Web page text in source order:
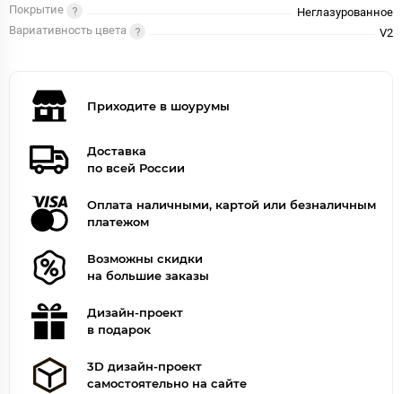
Покрытие
Неглазурованное
Вариативность цвета
V2
Приходите в шоурумы
Доставка
по всей России
Оплата наличными, картой или безналичным
платежом
Возможны скидки
на большие заказы
Дизайн-проект
в подарок
3D дизайн-проект
самостоятельно на сайте